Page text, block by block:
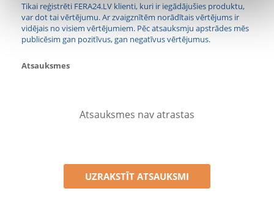
Tikai reģistrēti FERA24.LV klienti, kuri ir iegādājušies produktu,
var dot tai vērtējumu. Ar zvaigznītēm norādītais vērtējums ir
vidējais no visiem vērtējumiem. Pēc atsauksmju apstrādes mēs
publicēsim gan pozitīvus, gan negatīvus vērtējumus.
Atsauksmes
Atsauksmes nav atrastas
UZRAKSTĪT ATSAUKSMI